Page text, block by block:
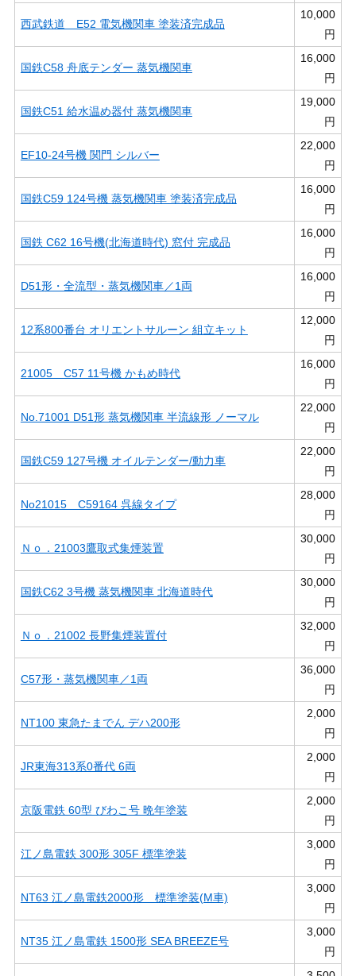
西武鉄道 E52 電気機関車 塗装済完成品
10,000
円
国鉄C58 舟底テンダー 蒸気機関車
16,000
円
国鉄C51 給水温め器付 蒸気機関車
19,000
円
EF10-24号機 関門 シルバー
22,000
円
国鉄C59 124号機 蒸気機関車 塗装済完成品
16,000
円
国鉄 C62 16号機(北海道時代) 窓付 完成品
16,000
円
D51形・全流型・蒸気機関車／1両
16,000
円
12系800番台 オリエントサルーン 組立キット
12,000
円
21005 C57 11号機 かもめ時代
16,000
円
No.71001 D51形 蒸気機関車 半流線形 ノーマル
22,000
円
国鉄C59 127号機 オイルテンダー/動力車
22,000
円
No21015 C59164 呉線タイプ
28,000
円
Ｎｏ．21003鷹取式集煙装置
30,000
円
国鉄C62 3号機 蒸気機関車 北海道時代
30,000
円
Ｎｏ．21002 長野集煙装置付
32,000
円
C57形・蒸気機関車／1両
36,000
円
NT100 東急たまでん デハ200形
2,000
円
JR東海313系0番代 6両
2,000
円
京阪電鉄 60型 びわこ号 晩年塗装
2,000
円
江ノ島電鉄 300形 305F 標準塗装
3,000
円
NT63 江ノ島電鉄2000形 標準塗装(M車)
3,000
円
NT35 江ノ島電鉄 1500形 SEA BREEZE号
3,000
円